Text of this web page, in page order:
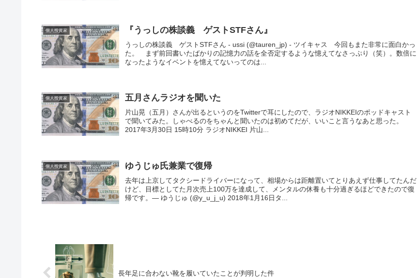
個人投資家 『うっしの株談義 ゲストSTFさん』
うっしの株談義 ゲストSTFさん - ussi (@tauren_jp) - ツイキャス 今回もまた非常に面白かっ
た。 まず前回書いたばかりの記憶力の話を全否定するような憶えてなさっぷり（笑）。数倍に
なったようなイベントを憶えてないってのは...
個人投資家 五月さんラジオを聞いた
片山晃（五月）さんが出るというのをTwitterで耳にしたので、ラジオNIKKEIのポッドキャスト
で聞いてみた。しゃべるのをちゃんと聞いたのは初めてだが、いいこと言うなあと思った。
2017年3月30日 15時10分 ラジオNIKKEI 片山...
個人投資家 ゆうじゅ氏兼業で復帰
去年は上京してタクシードライバーになって、相場からは距離置いてとりあえず仕事してたんだ
けど、目標としてた月次売上100万を達成して、メンタルの休養も十分過ぎるほどできたので復
帰です。— ゆうじゅ (@y_u_j_u) 2018年1月16日タ...
長年足に合わない靴を履いていたことが判明した件